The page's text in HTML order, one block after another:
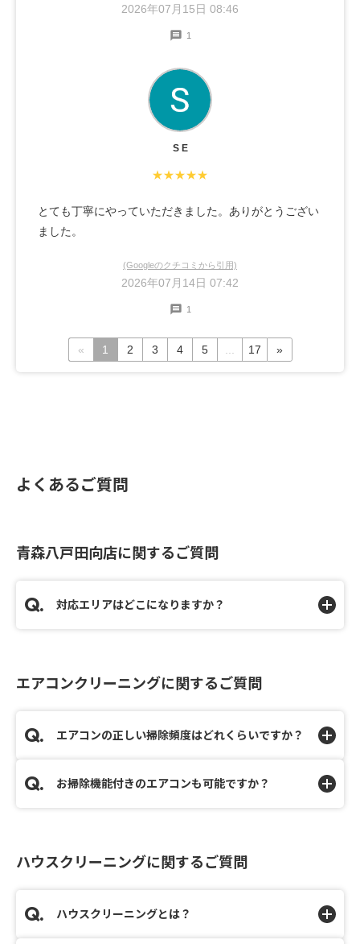
2026年07月15日 08:46
1
S E
★★★★★
とても丁寧にやっていただきました。ありがとうござい
ました。
(Googleのクチコミから引用)
2026年07月14日 07:42
1
« 1 2 3 4 5 17 »
よくあるご質問
青森八戸田向店に関するご質問
対応エリアはどこになりますか？
エアコンクリーニングに関するご質問
エアコンの正しい掃除頻度はどれくらいですか？
お掃除機能付きのエアコンも可能ですか？
ハウスクリーニングに関するご質問
ハウスクリーニングとは？